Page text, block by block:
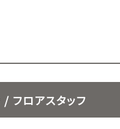
ロアスタッフ